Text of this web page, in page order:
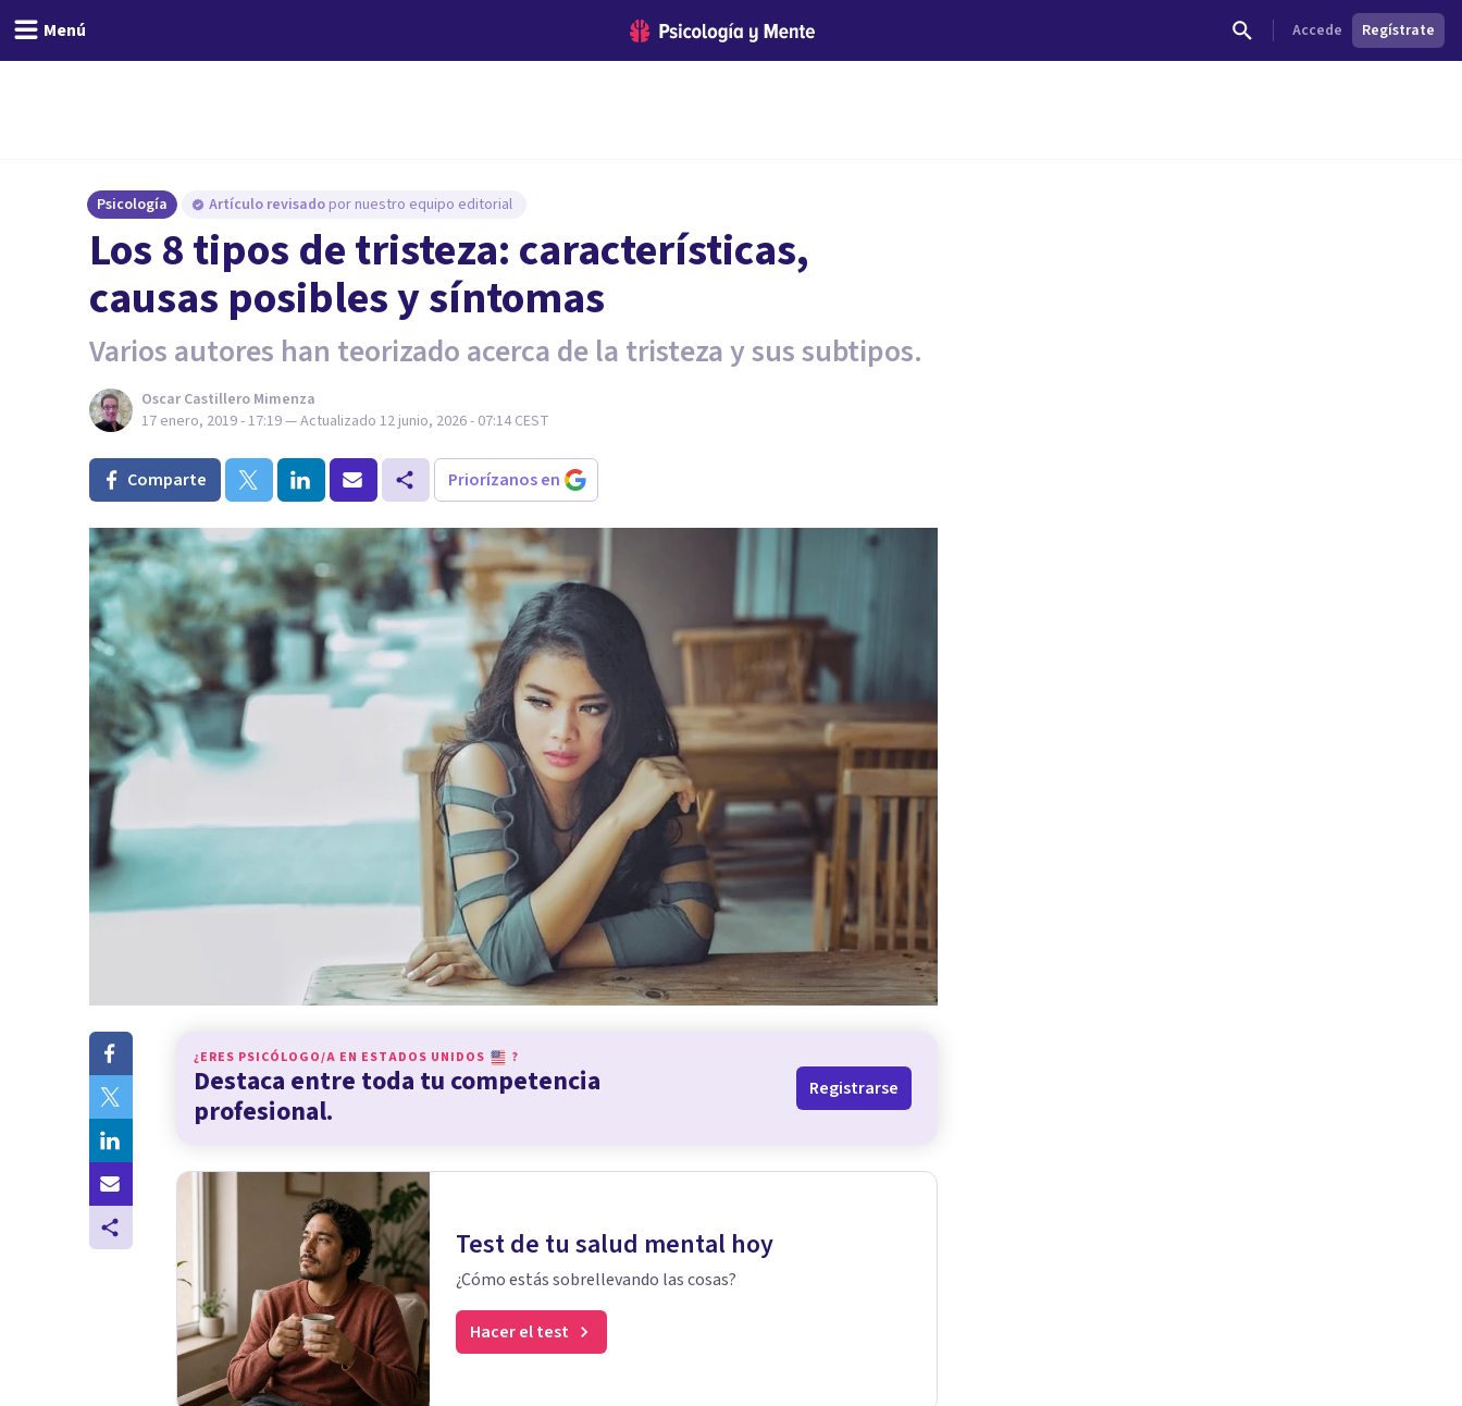
Menú Accede Regístrate
Psicología Artículo revisado por nuestro equipo editorial
Los 8 tipos de tristeza: características,
causas posibles y síntomas
Varios autores han teorizado acerca de la tristeza y sus subtipos.
Oscar Castillero Mimenza
17 enero, 2019 - 17:19— Actualizado 12 junio, 2026 - 07:14 CEST
Comparte Priorízanos en
¿ERES PSICÓLOGO/A EN ESTADOS UNIDOS ?
Destaca entre toda tu competencia
profesional.
Registrarse
Test de tu salud mental hoy
¿Cómo estás sobrellevando las cosas?
Hacer el test